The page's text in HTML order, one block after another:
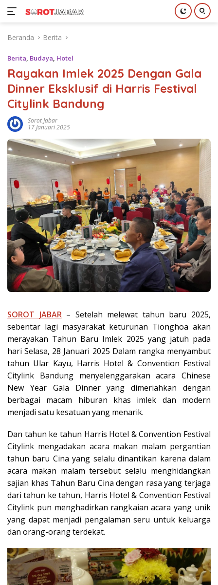
Beranda Berita
Berita, Budaya, Hotel
Rayakan Imlek 2025 Dengan Gala
Dinner Eksklusif di Harris Festival
Citylink Bandung
Sorot Jabar
17 Januari 2025
SOROT JABAR– Setelah melewat tahun baru 2025,
sebentar lagi masyarakat keturunan Tionghoa akan
merayakan Tahun Baru Imlek 2025 yang jatuh pada
hari Selasa, 28 Januari 2025 Dalam rangka menyambut
tahun Ular Kayu, Harris Hotel & Convention Festival
Citylink Bandung menyelenggarakan acara Chinese
New Year Gala Dinner yang dimeriahkan dengan
berbagai macam hiburan khas imlek dan modern
menjadi satu kesatuan yang menarik.
Dan tahun ke tahun Harris Hotel & Convention Festival
Citylink mengadakan acara makan malam pergantian
tahun baru Cina yang selalu dinantikan karena dalam
acara makan malam tersebut selalu menghidangkan
sajian khas Tahun Baru Cina dengan rasa yang terjaga
dari tahun ke tahun, Harris Hotel & Convention Festival
Citylink pun menghadirkan rangkaian acara yang unik
yang dapat menjadi pengalaman seru untuk keluarga
dan orang-orang terdekat.